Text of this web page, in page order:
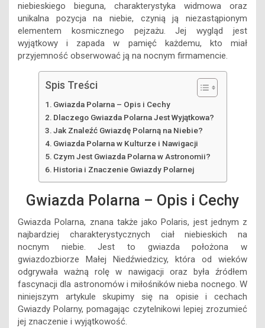
niebieskiego bieguna, charakterystyka widmowa oraz
unikalna pozycja na niebie, czynią ją niezastąpionym
elementem kosmicznego pejzażu. Jej wygląd jest
wyjątkowy i zapada w pamięć każdemu, kto miał
przyjemność obserwować ją na nocnym firmamencie.
Spis Treści
Gwiazda Polarna – Opis i Cechy
Dlaczego Gwiazda Polarna Jest Wyjątkowa?
Jak Znaleźć Gwiazdę Polarną na Niebie?
Gwiazda Polarna w Kulturze i Nawigacji
Czym Jest Gwiazda Polarna w Astronomii?
Historia i Znaczenie Gwiazdy Polarnej
Gwiazda Polarna – Opis i Cechy
Gwiazda Polarna, znana także jako Polaris, jest jednym z
najbardziej charakterystycznych ciał niebieskich na
nocnym niebie. Jest to gwiazda położona w
gwiazdozbiorze Małej Niedźwiedzicy, która od wieków
odgrywała ważną rolę w nawigacji oraz była źródłem
fascynacji dla astronomów i miłośników nieba nocnego. W
niniejszym artykule skupimy się na opisie i cechach
Gwiazdy Polarny, pomagając czytelnikowi lepiej zrozumieć
jej znaczenie i wyjątkowość.